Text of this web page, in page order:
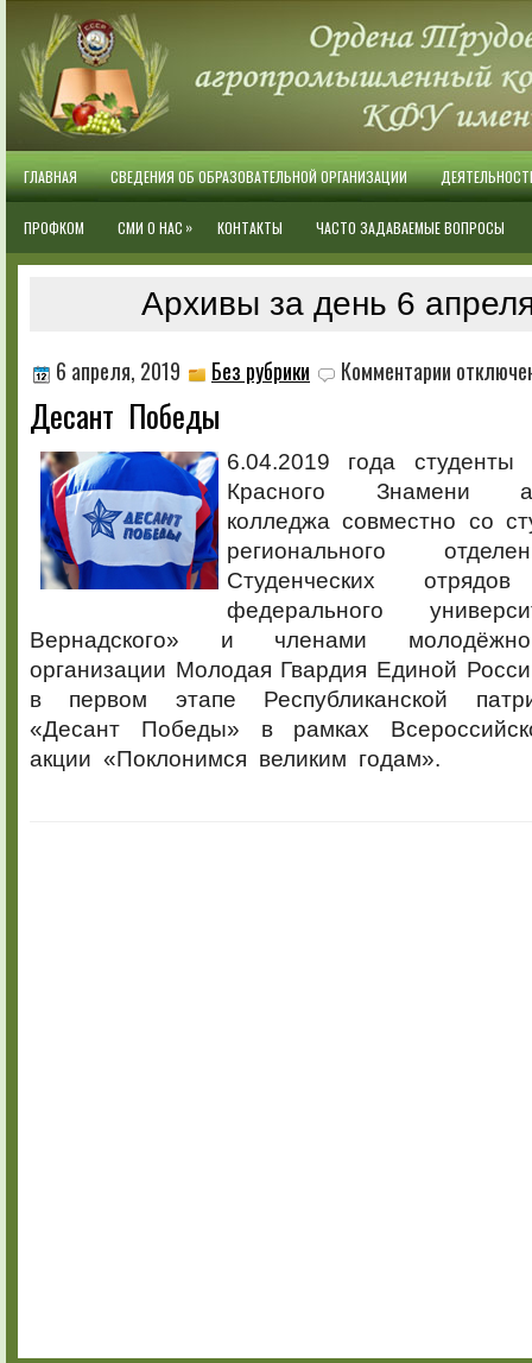
ГЛАВНАЯ СВЕДЕНИЯ ОБ ОБРАЗОВАТЕЛЬНОЙ ОРГАНИЗАЦИИ
ПРОФКОМ СМИ О НАС » КОНТАКТЫ ЧАСТО ЗАДАВАЕМЫЕ ВОПРОСЫ
Архивы за день 6
6 апреля, 2019 Без рубрики Комментарии записи
Десант Победы
6.04.2019 года студенты
Красного Знамени
колледжа совместно со
регионального
Студенческих
федерального
Вернадского» и членами
организации Молодая Гвардия Единой
в первом этапе Республиканской
«Десант Победы» в рамках
акции «Поклонимся великим годам».